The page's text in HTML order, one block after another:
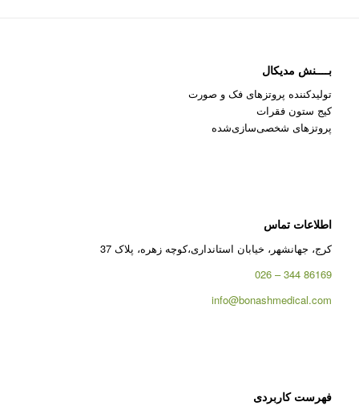
بــــنش مدیکال
تولیدکننده پروتزهای فک و صورت
کیج ستون فقرات
پروتزهای شخصی‌سازی‌شده
اطلاعات تماس
کرج، جهانشهر، خیابان استانداری،کوچه زهره، پلاک 37
86169 344 – 026
info@bonashmedical.com
فهرست کاربردی